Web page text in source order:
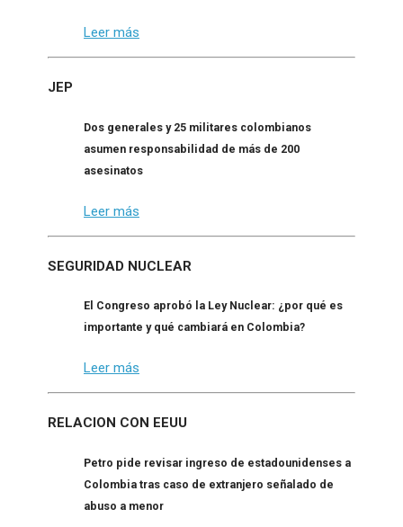
Leer más
JEP
Dos generales y 25 militares colombianos
asumen responsabilidad de más de 200
asesinatos
Leer más
SEGURIDAD NUCLEAR
El Congreso aprobó la Ley Nuclear: ¿por qué es
importante y qué cambiará en Colombia?
Leer más
RELACION CON EEUU
Petro pide revisar ingreso de estadounidenses a
Colombia tras caso de extranjero señalado de
abuso a menor